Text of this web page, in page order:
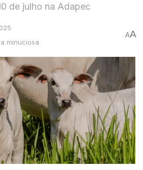
de julho na Adapec
minuciosa
AA